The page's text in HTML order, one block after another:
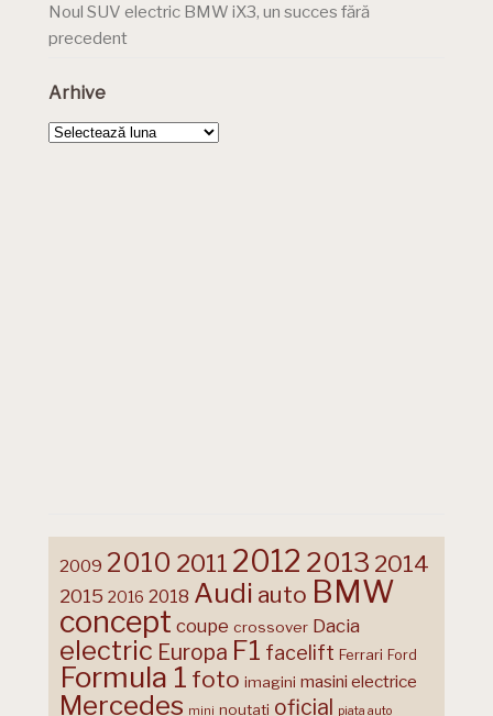
Noul SUV electric BMW iX3, un succes fără
precedent
Arhive
Arhive
2009 2010 2011 2012 2013 2014
2015 2016 2018 Audi auto BMW
concept coupe crossover Dacia
electric Europa F1 facelift Ferrari Ford
Formula 1 foto imagini masini electrice
Mercedes mini noutati oficial piata auto